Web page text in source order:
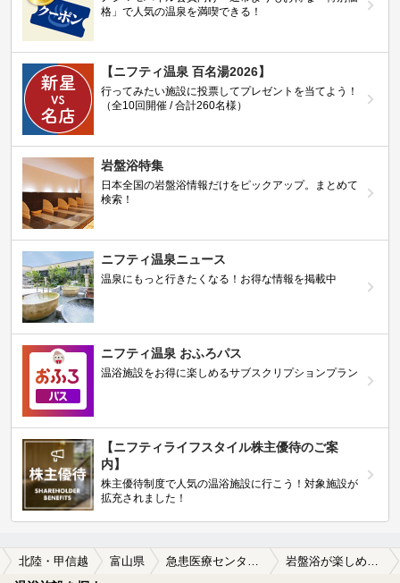
格」で人気の温泉を満喫できる！
【ニフティ温泉 百名湯2026】
行ってみたい施設に投票してプレゼントを当てよう！
（全10回開催 / 合計260名様）
岩盤浴特集
日本全国の岩盤浴情報だけをピックアップ。まとめて
検索！
ニフティ温泉ニュース
温泉にもっと行きたくなる！お得な情報を掲載中
ニフティ温泉 おふろパス
温浴施設をお得に楽しめるサブスクリプションプラン
【ニフティライフスタイル株主優待のご案
内】
株主優待制度で人気の温浴施設に行こう！対象施設が
拡充されました！
北陸・甲信越 富山県